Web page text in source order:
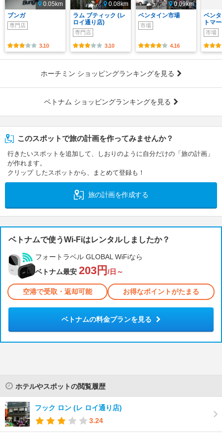
0.05km
ブンガ
専門店
3.10
0.08km
ラム ブティック (レ
ロイ通り店)
専門店
3.10
0.09km
ベンタイン市場
市場
4.16
ベン
トマ
市場
ホーチミン ショッピングランキングを見る
ベトナム ショッピングランキングを見る
このスポットで旅の計画を作ってみませんか？
行きたいスポットを追加して、しおりのように自分だけの「旅の計画」
が作れます。
クリップ したスポットから、まとめて登録も！
旅の計画を作成する
ベトナムで使うWi-Fiはレンタルしましたか？
フォートラベル GLOBAL WiFiなら
ベトナム最安 203円 /日～
空港で受取・返却可能 お得なポイントがたまる
ベトナムの料金プランを見る
ホテルやスポットの閲覧履歴
フック ロン (レ ロイ通り店)
3.24